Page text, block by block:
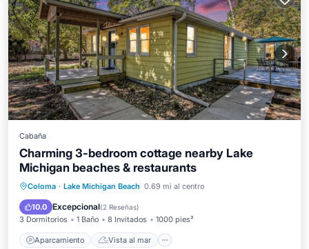
Cabaña
Charming 3-bedroom cottage nearby Lake
Michigan beaches & restaurants
Coloma · Lake Michigan Beach 0.69 mi al centro
10.0 Excepcional(2 Reseñas)
3 Dormitorios 1 Baño 8 Invitados 1000 pies²
Aparcamiento Vista al mar
Aparcamiento
Vista al mar
Balcón/Terraza